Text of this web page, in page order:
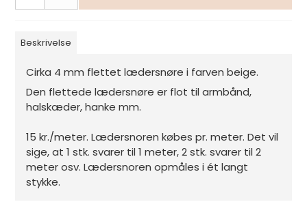
Beskrivelse
Cirka 4 mm flettet lædersnøre i farven beige.
Den flettede lædersnøre er flot til armbånd,
halskæder, hanke mm.
15 kr./meter. Lædersnoren købes pr. meter. Det vil
sige, at 1 stk. svarer til 1 meter, 2 stk. svarer til 2
meter osv. Lædersnoren opmåles i ét langt
stykke.